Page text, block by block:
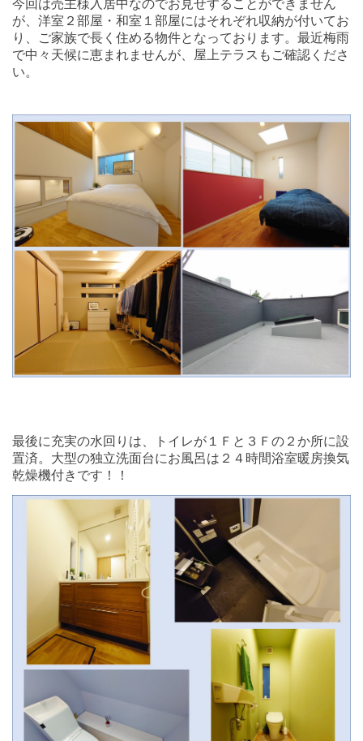
今回は売主様入居中なのでお見せすることができません
が、洋室２部屋・和室１部屋にはそれぞれ収納が付いてお
り、ご家族で長く住める物件となっております。最近梅雨
で中々天候に恵まれませんが、屋上テラスもご確認くださ
い。
最後に充実の水回りは、トイレが１Ｆと３Ｆの２か所に設
置済。大型の独立洗面台にお風呂は２４時間浴室暖房換気
乾燥機付きです！！